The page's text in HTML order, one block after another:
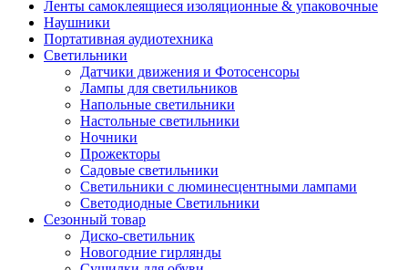
Ленты самоклеящиеся изоляционные & упаковочные
Наушники
Портативная аудиотехника
Светильники
Датчики движения и Фотосенсоры
Лампы для светильников
Напольные светильники
Настольные светильники
Ночники
Прожекторы
Садовые светильники
Светильники с люминесцентными лампами
Светодиодные Светильники
Сезонный товар
Диско-светильник
Новогодние гирлянды